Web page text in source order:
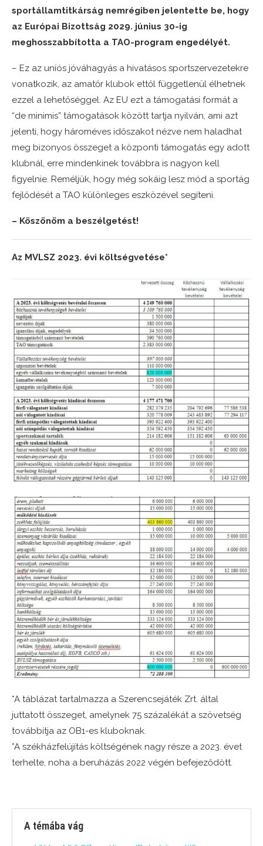
sportállamtitkárság nemrégiben jelentette be, hogy
az Európai Bizottság 2029. június 30-ig
meghosszabbította a TAO-program engedélyét.
– Ez az uniós jóváhagyás a hivatásos sportszervezetekre
vonatkozik, az amatőr klubok ettől függetlenül élhetnek
ezzel a lehetőséggel. Az EU ezt a támogatási formát a
“de minimis” támogatások között tartja nyilván, ami azt
jelenti, hogy hároméves időszakot nézve nem haladhat
meg bizonyos összeget a központi támogatás egy adott
klubnál, erre mindenkinek továbbra is nagyon kell
figyelnie. Reméljük, hogy még sokáig lesz mód a sportág
fejlődését a TAO különleges eszközével segíteni.
– Köszönöm a beszélgetést!
Az MVLSZ 2023. évi költségvetése*
*A táblázat tartalmazza a Szerencsejáték Zrt. által
juttatott összeget, amelynek 75 százalékát a szövetség
továbbítja az OB1-es kluboknak.
*A székházfelújítás költségének nagy része a 2023. évet
terhelte, noha a beruházás 2022 végén befejeződött.
A témába vág